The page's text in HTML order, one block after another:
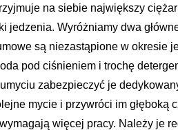
na siebie największy
jedzenia. Wyróżniamy dwa
są niezastąpione w okresie
pod ciśnieniem i trochę
zabezpieczyć je
mycie i przywróci im
więcej pracy. Należy je